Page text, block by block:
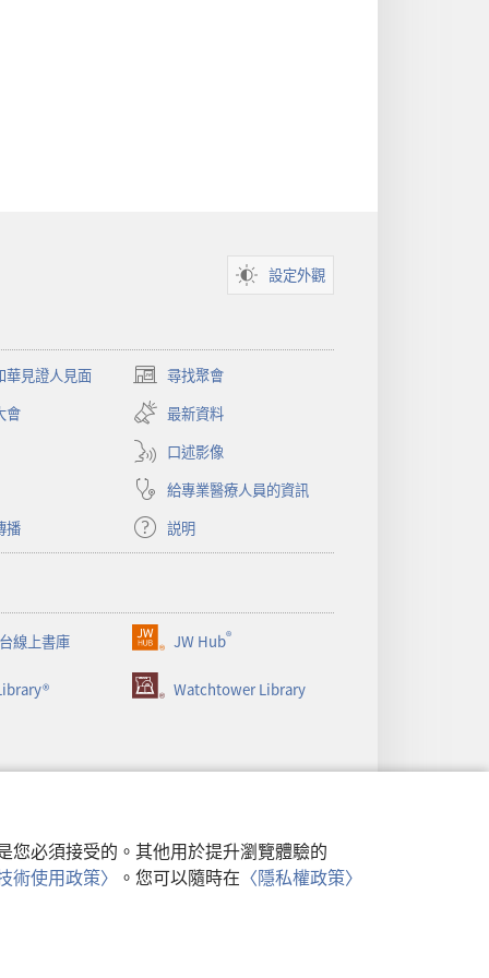
必須接受的。其他用於提升瀏覽體驗的
術使用政策〉 。您可以隨時在 〈隱私權政策〉
設定外觀
華見證人見面 尋找聚會
（開
啟
新
視
窗）
會
最新資料
口述影像
給專業醫療人員的資訊
播
説明
線上書庫 JW Hub®
（開
啟
新
Watchtower Library